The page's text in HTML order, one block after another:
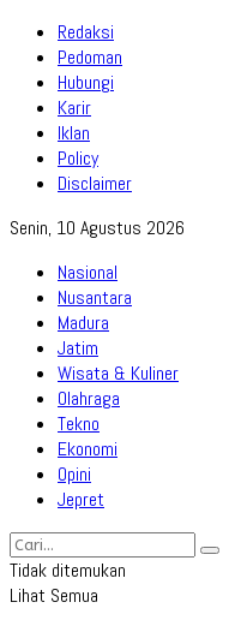
Redaksi
Pedoman
Hubungi
Karir
Iklan
Policy
Disclaimer
Senin, 10 Agustus 2026
Nasional
Nusantara
Madura
Jatim
Wisata & Kuliner
Olahraga
Tekno
Ekonomi
Opini
Jepret
Tidak ditemukan
Lihat Semua